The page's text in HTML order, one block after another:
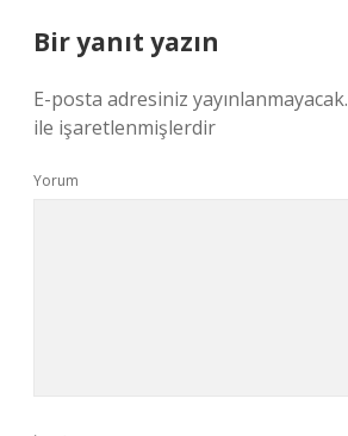
Bir yanıt yazın
E-posta adresiniz yayınlanmayacak.
ile işaretlenmişlerdir
Yorum